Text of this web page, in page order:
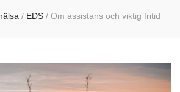
/ EDS / Om assistans och viktig fritid